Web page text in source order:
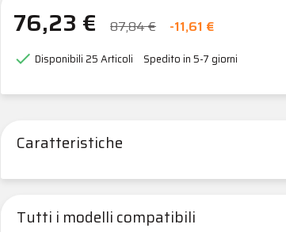
76,23 € 87,84 € -11,61 €
 Disponibili25 Articoli Spedito in 5-7 giorni
Caratteristiche
Tutti i modelli compatibili